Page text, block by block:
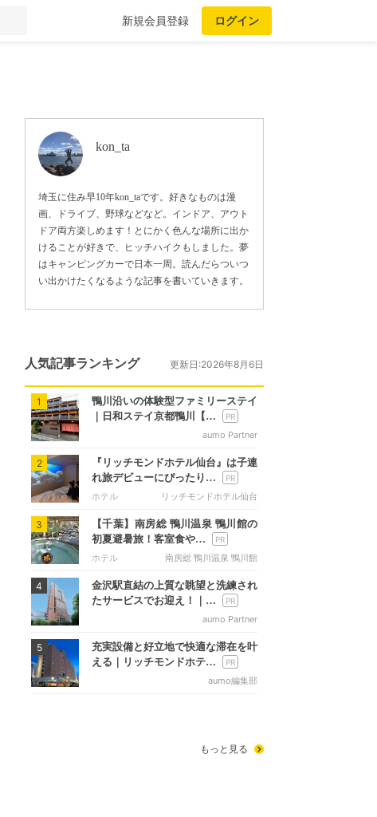
新規会員登録 ログイン
kon_ta
埼玉に住み早10年kon_taです。好きなものは漫
画、ドライブ、野球などなど。インドア、アウト
ドア両方楽しめます！とにかく色んな場所に出か
けることが好きで、ヒッチハイクもしました。夢
はキャンピングカーで日本一周。読んだらついつ
い出かけたくなるような記事を書いていきます。
人気記事ランキング 更新日:2026年8月6日
1
鴨川沿いの体験型ファミリーステイ
｜日和ステイ京都鴨川【…
aumo Partner
2
『リッチモンドホテル仙台』は子連
れ旅デビューにぴったり…
ホテル リッチモンドホテル仙台
3
【千葉】南房総 鴨川温泉 鴨川館の
初夏避暑旅！客室食や…
ホテル 南房総 鴨川温泉 鴨川館
4
金沢駅直結の上質な眺望と洗練され
たサービスでお迎え！｜…
aumo Partner
5
充実設備と好立地で快適な滞在を叶
える｜リッチモンドホテ…
aumo編集部
もっと見る